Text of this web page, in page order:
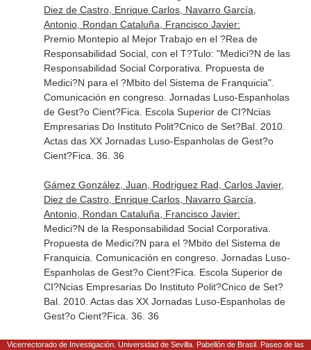
Diez de Castro, Enrique Carlos, Navarro García,
Antonio, Rondan Cataluña, Francisco Javier:
Premio Montepio al Mejor Trabajo en el ?Rea de
Responsabilidad Social, con el T?Tulo: "Medici?N de las
Responsabilidad Social Corporativa. Propuesta de
Medici?N para el ?Mbito del Sistema de Franquicia".
Comunicación en congreso. Jornadas Luso-Espanholas
de Gest?o Cient?Fica. Escola Superior de CI?Ncias
Empresarias Do Instituto Polit?Cnico de Set?Bal. 2010.
Actas das XX Jornadas Luso-Espanholas de Gest?o
Cient?Fica. 36. 36
Gámez González, Juan, Rodriguez Rad, Carlos Javier,
Diez de Castro, Enrique Carlos, Navarro García,
Antonio, Rondan Cataluña, Francisco Javier:
Medici?N de la Responsabilidad Social Corporativa.
Propuesta de Medici?N para el ?Mbito del Sistema de
Franquicia. Comunicación en congreso. Jornadas Luso-
Espanholas de Gest?o Cient?Fica. Escola Superior de
CI?Ncias Empresarias Do Instituto Polit?Cnico de Set?
Bal. 2010. Actas das XX Jornadas Luso-Espanholas de
Gest?o Cient?Fica. 36. 36
Rondan Cataluña, Francisco Javier, Gámez González,
Vicerrectorado de Investigación. Universidad de Sevilla. Pabellón de Brasil. Paseo de las